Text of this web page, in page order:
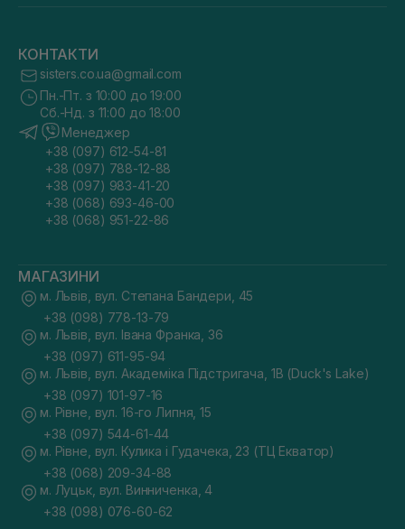
КОНТАКТИ
sisters.co.ua@gmail.com
Пн.-Пт. з 10:00 до 19:00
Сб.-Нд. з 11:00 до 18:00
Менеджер
+38 (097) 612-54-81
+38 (097) 788-12-88
+38 (097) 983-41-20
+38 (068) 693-46-00
+38 (068) 951-22-86
МАГАЗИНИ
м. Львів, вул. Степана Бандери, 45
+38 (098) 778-13-79
м. Львів, вул. Івана Франка, 36
+38 (097) 611-95-94
м. Львів, вул. Академіка Підстригача, 1В (Duck's Lake)
+38 (097) 101-97-16
м. Рівне, вул. 16-го Липня, 15
+38 (097) 544-61-44
м. Рівне, вул. Кулика і Гудачека, 23 (ТЦ Екватор)
+38 (068) 209-34-88
м. Луцьк, вул. Винниченка, 4
+38 (098) 076-60-62